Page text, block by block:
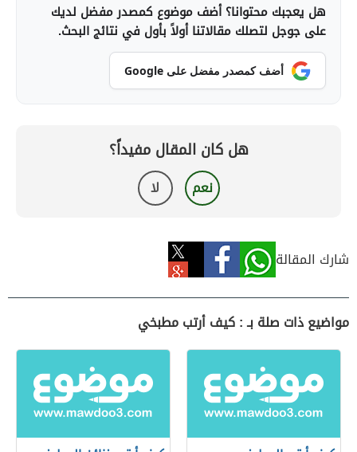
هل يعجبك محتوانا؟ أضف موضوع كمصدر مفضل لديك
على جوجل لتصلك مقالاتنا أولاً بأول في نتائج البحث.
أضف كمصدر مفضل على Google
هل كان المقال مفيداً؟
نعم لا
شارك المقالة
مواضيع ذات صلة بـ : كيف أرتب مطبخي